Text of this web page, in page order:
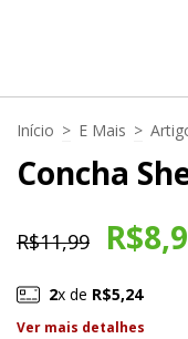
Início > E Mais >
Concha
R$11,99
2x de R$5,24
Ver mais detalhes